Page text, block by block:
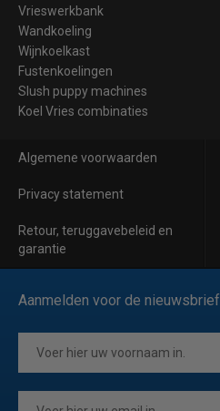
Vrieswerkbank
Wandkoeling
Wijnkoelkast
Fustenkoelingen
Slush puppy machines
Koel Vries combinaties
Algemene voorwaarden
Privacy statement
Retour, teruggavebeleid en
garantie
Aanmelden voor de nieuwsbrief